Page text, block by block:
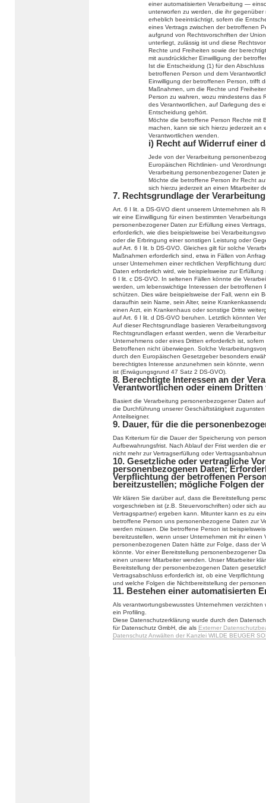
einer automatisierten Verarbeitung —
unterworfen zu werden, die ihr
erheblich beeinträchtigt, sofern die
eines Vertrags zwischen der betroffenen
aufgrund von Rechtsvorschriften der
unterliegt, zulässig ist und diese
Rechte und Freiheiten sowie der
mit ausdrücklicher Einwilligung der
Ist die Entscheidung (1) für den
betroffenen Person und dem
Einwilligung der betroffenen Person, trifft
Maßnahmen, um die Rechte und
Person zu wahren, wozu mindestens das
des Verantwortlichen, auf Darlegung des
Entscheidung gehört.
Möchte die betroffene Person Rechte mit
machen, kann sie sich hierzu jederzeit an
Verantwortlichen wenden.
i) Recht auf Widerruf einer
Jede von der Verarbeitung
Europäischen Richtlinien- und
Verarbeitung personenbezogener Daten
Möchte die betroffene Person ihr Recht
sich hierzu jederzeit an einen Mitarbeiter
7. Rechtsgrundlage der Verarbeitung
Art. 6 I lit. a DS-GVO dient unserem Unternehmen als
wir eine Einwilligung für einen bestimmten
personenbezogener Daten zur Erfüllung eines
erforderlich, wie dies beispielsweise bei
oder die Erbringung einer sonstigen Leistung oder
auf Art. 6 I lit. b DS-GVO. Gleiches gilt für solche
Maßnahmen erforderlich sind, etwa in Fällen von
unser Unternehmen einer rechtlichen Verpflichtung
Daten erforderlich wird, wie beispielsweise zur
6 I lit. c DS-GVO. In seltenen Fällen könnte die
werden, um lebenswichtige Interessen der
schützen. Dies wäre beispielsweise der Fall, wenn ein
daraufhin sein Name, sein Alter, seine
einen Arzt, ein Krankenhaus oder sonstige Dritte
auf Art. 6 I lit. d DS-GVO beruhen. Letztlich könnten
Auf dieser Rechtsgrundlage basieren
Rechtsgrundlagen erfasst werden, wenn die
Unternehmens oder eines Dritten erforderlich ist,
Betroffenen nicht überwiegen. Solche
durch den Europäischen Gesetzgeber besonders
berechtigtes Interesse anzunehmen sein könnte,
ist (Erwägungsgrund 47 Satz 2 DS-GVO).
8. Berechtigte Interessen an der
Verantwortlichen oder einem
Basiert die Verarbeitung personenbezogener Daten
die Durchführung unserer Geschäftstätigkeit
Anteilseigner.
9. Dauer, für die die
Das Kriterium für die Dauer der Speicherung von
Aufbewahrungsfrist. Nach Ablauf der Frist werden die
nicht mehr zur Vertragserfüllung oder
10. Gesetzliche oder vertragliche
personenbezogenen Daten;
Verpflichtung der betroffenen
bereitzustellen; mögliche Folgen
Wir klären Sie darüber auf, dass die Bereitstellung
vorgeschrieben ist (z.B. Steuervorschriften) oder sich
Vertragspartner) ergeben kann. Mitunter kann es zu
betroffene Person uns personenbezogene Daten zur
werden müssen. Die betroffene Person ist
bereitzustellen, wenn unser Unternehmen mit ihr
personenbezogenen Daten hätte zur Folge, dass der
könnte. Vor einer Bereitstellung personenbezogener
einen unserer Mitarbeiter wenden. Unser Mitarbeiter
Bereitstellung der personenbezogenen Daten
Vertragsabschluss erforderlich ist, ob eine
und welche Folgen die Nichtbereitstellung der
11. Bestehen einer automatisierten
Als verantwortungsbewusstes Unternehmen
ein Profiling.
Diese Datenschutzerklärung wurde durch den
für Datenschutz GmbH, die als Externer
Datenschutz Anwälten der Kanzlei WILDE BEUGER